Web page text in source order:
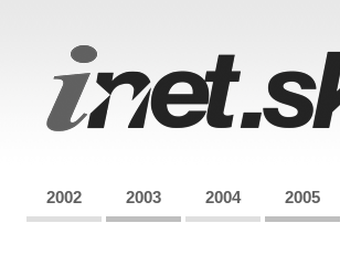
2002 2003 2004 2005